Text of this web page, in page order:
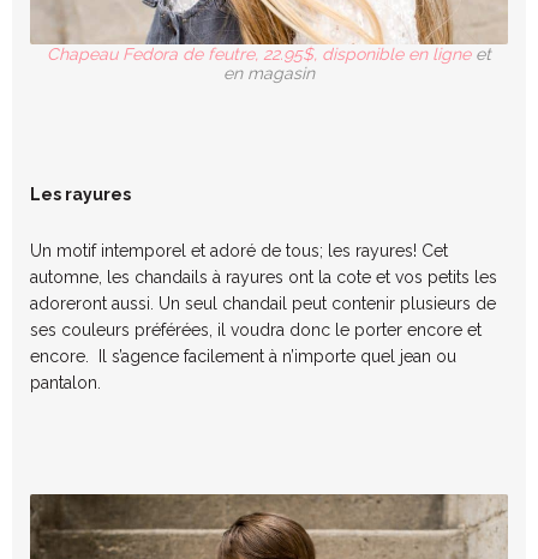
Chapeau Fedora de feutre, 22.95$, disponible en ligneet
en magasin
Les rayures
Un motif intemporel et adoré de tous; les rayures! Cet
automne, les chandails à rayures ont la cote et vos petits les
adoreront aussi. Un seul chandail peut contenir plusieurs de
ses couleurs préférées, il voudra donc le porter encore et
encore. Il s’agence facilement à n’importe quel jean ou
pantalon.